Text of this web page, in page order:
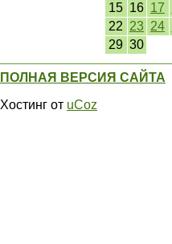
15 16 17
22 23 24
29 30
ПОЛНАЯ ВЕРСИЯ САЙТА
Хостинг от uCoz